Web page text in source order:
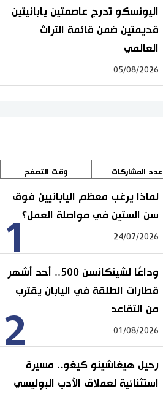
اليونسكو تدرج عاصمتين يابانيتين
قديمتين ضمن قائمة التراث
العالمي
05/08/2026
عدد المشاركات وقت التصفح
1
لماذا يرغب معظم اليابانيين فوق
سن الستين في مواصلة العمل؟
24/07/2026
2
وداعًا لشينكانسن 500.. أحد أشهر
قطارات الطلقة في اليابان يقترب
من التقاعد
01/08/2026
رحيل هيغاشينو كيغو.. مسيرة
استثنائية لعملاق الأدب البوليسي